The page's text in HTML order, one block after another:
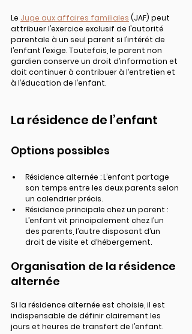
Le Juge aux affaires familiales (JAF) peut
attribuer l’exercice exclusif de l’autorité
parentale à un seul parent si l’intérêt de
l’enfant l’exige. Toutefois, le parent non
gardien conserve un droit d’information et
doit continuer à contribuer à l’entretien et
à l’éducation de l’enfant.
La résidence de l’enfant
Options possibles
Résidence alternée : L’enfant partage
son temps entre les deux parents selon
un calendrier précis.
Résidence principale chez un parent :
L’enfant vit principalement chez l’un
des parents, l’autre disposant d’un
droit de visite et d’hébergement.
Organisation de la résidence
alternée
Si la résidence alternée est choisie, il est
indispensable de définir clairement les
jours et heures de transfert de l’enfant.